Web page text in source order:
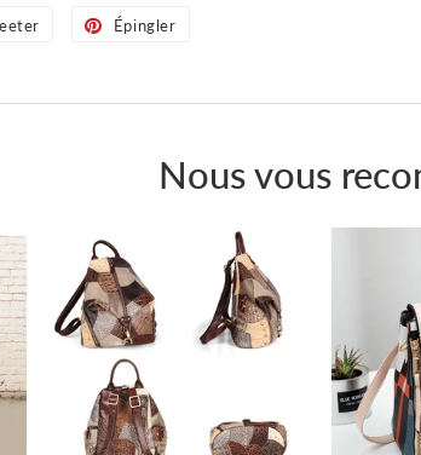
TweeterÉpingler
Nous vous